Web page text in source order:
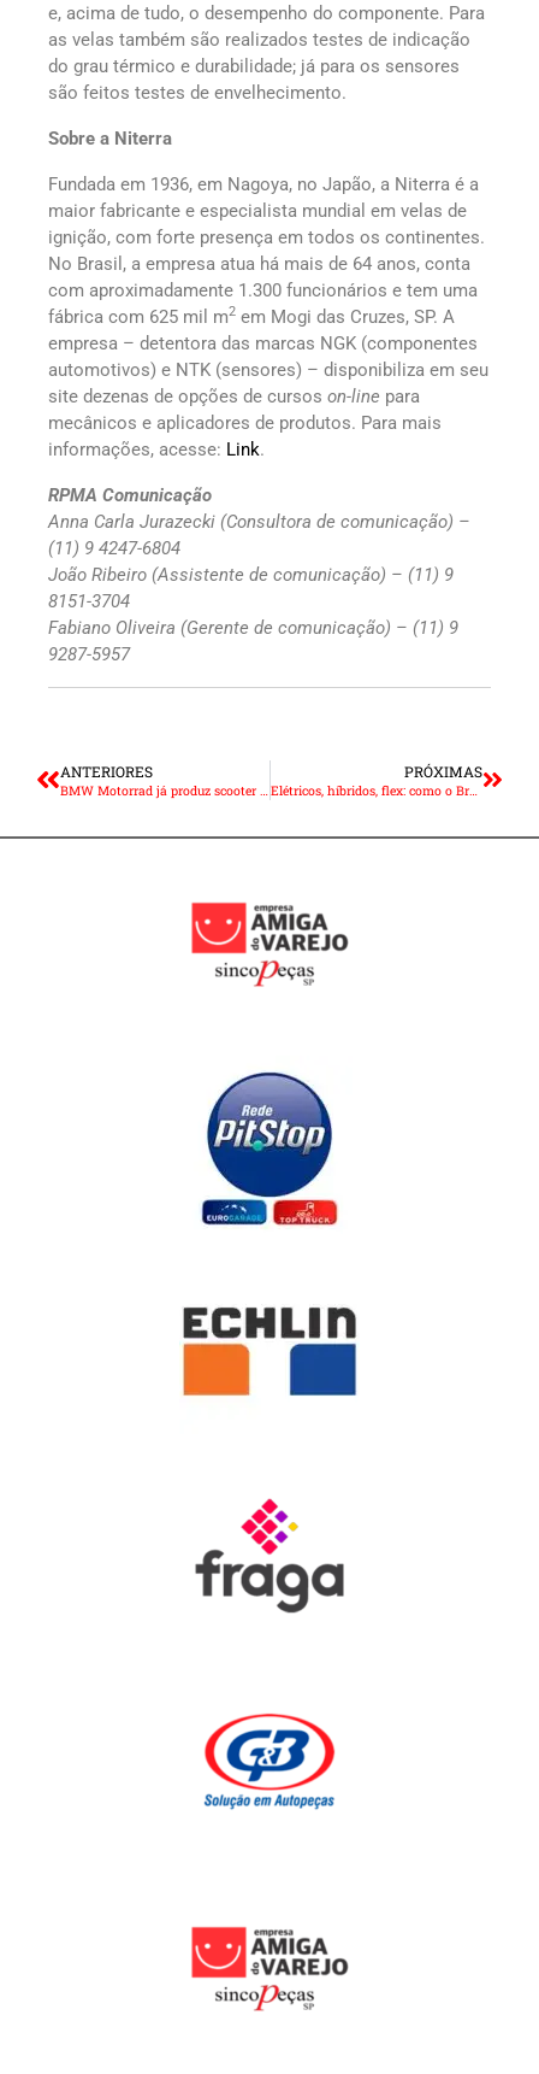
e, acima de tudo, o desempenho do componente. Para
as velas também são realizados testes de indicação
do grau térmico e durabilidade; já para os sensores
são feitos testes de envelhecimento.
Sobre a Niterra
Fundada em 1936, em Nagoya, no Japão, a Niterra é a
maior fabricante e especialista mundial em velas de
ignição, com forte presença em todos os continentes.
No Brasil, a empresa atua há mais de 64 anos, conta
com aproximadamente 1.300 funcionários e tem uma
fábrica com 625 mil m2 em Mogi das Cruzes, SP. A
empresa – detentora das marcas NGK (componentes
automotivos) e NTK (sensores) – disponibiliza em seu
site dezenas de opções de cursos on-line para
mecânicos e aplicadores de produtos. Para mais
informações, acesse: Link.
RPMA Comunicação
Anna Carla Jurazecki (Consultora de comunicação) –
(11) 9 4247-6804
João Ribeiro (Assistente de comunicação) – (11) 9
8151-3704
Fabiano Oliveira (Gerente de comunicação) – (11) 9
9287-5957
ANTERIORES
BMW Motorrad já produz scooter C400 X em Manaus
PRÓXIMAS
Elétricos, híbridos, flex: como o Brasil encara a descarbonização?